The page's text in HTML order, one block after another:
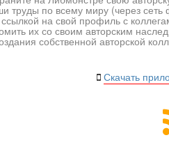
труды по всему миру (через
на свой профиль с
их со своим авторским
собственной авторской
Скачать